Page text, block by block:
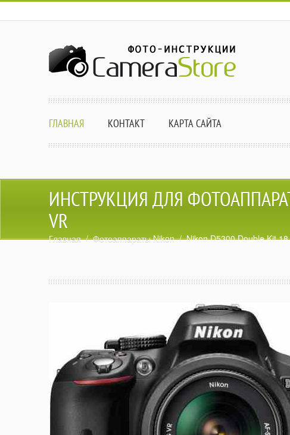
ГЛАВНАЯ КОНТАКТ КАРТА САЙТА
ИНСТРУКЦИЯ ДЛЯ
VR
Главная/Фотоаппараты Nikon/ Nikon D5300 Double Kit